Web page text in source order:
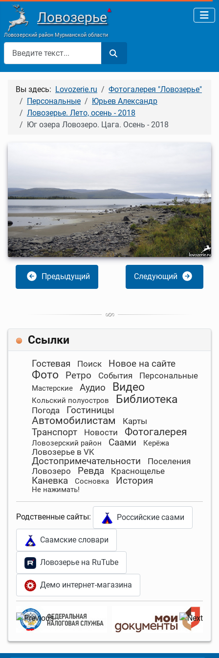
Ловозерье▲
Ловозерский район Мурманской области
Поиск
Вы здесь: Lovozerie.ru
Фотогалерея "Ловозерье"
Персональные
Юрьев Александр
Ловозерье. Лето, осень - 2018
Юг озера Ловозеро. Цага. Осень - 2018
Предыдущий Следующий
Ссылки
Гостевая Поиск Новое на сайте
Фото Ретро События Персональные
Мастерские Аудио Видео
Кольский полуостров Библиотека
Погода Гостиницы
Автомобилистам Карты
Транспорт Новости Фотогалерея
Ловозерский район Саами Керёжа
Ловозерье в VK
Достопримечательности
Поселения
Ловозеро
Ревда Краснощелье
Каневка Сосновка История
Не нажимать!
Родственные сайты: Российские саами
Саамские словари
Ловозерье на RuTube
Демо интернет-магазина